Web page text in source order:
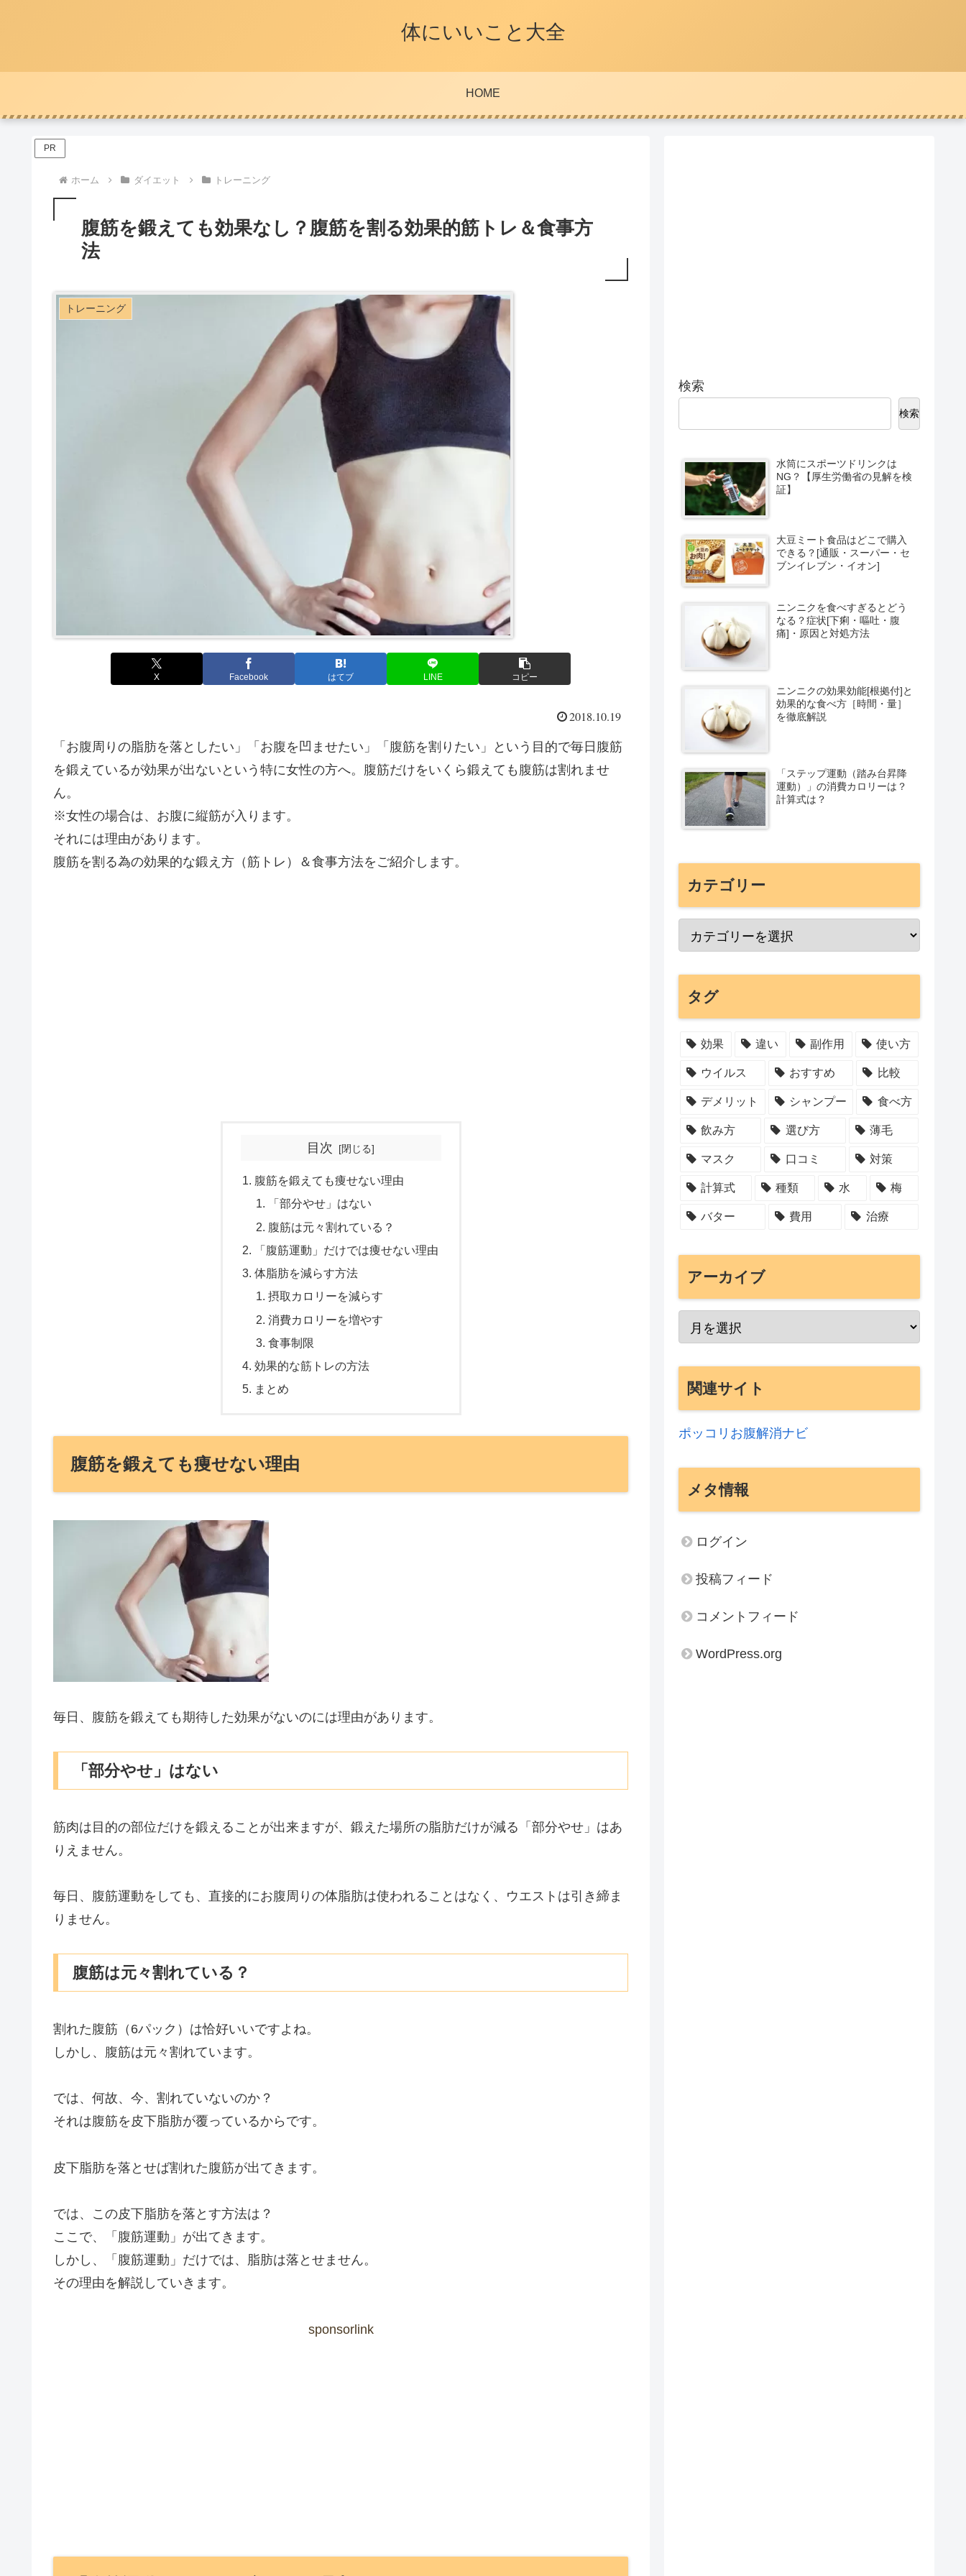
体にいいこと大全
HOME
PR
ホーム ダイエット トレーニング
腹筋を鍛えても効果なし？腹筋を割る効果的筋トレ＆食事方
法
トレーニング
X Facebook はてブ LINE コピー
2018.10.19
「お腹周りの脂肪を落としたい」「お腹を凹ませたい」「腹筋を割りたい」という目的で毎日腹筋
を鍛えているが効果が出ないという特に女性の方へ。腹筋だけをいくら鍛えても腹筋は割れませ
ん。
※女性の場合は、お腹に縦筋が入ります。
それには理由があります。
腹筋を割る為の効果的な鍛え方（筋トレ）＆食事方法をご紹介します。
目次
腹筋を鍛えても痩せない理由
「部分やせ」はない
腹筋は元々割れている？
「腹筋運動」だけでは痩せない理由
体脂肪を減らす方法
摂取カロリーを減らす
消費カロリーを増やす
食事制限
効果的な筋トレの方法
まとめ
腹筋を鍛えても痩せない理由
毎日、腹筋を鍛えても期待した効果がないのには理由があります。
「部分やせ」はない
筋肉は目的の部位だけを鍛えることが出来ますが、鍛えた場所の脂肪だけが減る「部分やせ」はあ
りえません。
毎日、腹筋運動をしても、直接的にお腹周りの体脂肪は使われることはなく、ウエストは引き締ま
りません。
腹筋は元々割れている？
割れた腹筋（6パック）は恰好いいですよね。
しかし、腹筋は元々割れています。
では、何故、今、割れていないのか？
それは腹筋を皮下脂肪が覆っているからです。
皮下脂肪を落とせば割れた腹筋が出てきます。
では、この皮下脂肪を落とす方法は？
ここで、「腹筋運動」が出てきます。
しかし、「腹筋運動」だけでは、脂肪は落とせません。
その理由を解説していきます。
sponsorlink
検索
検索
水筒にスポーツドリンクは
NG？【厚生労働省の見解を検
証】
大豆ミート食品はどこで購入
できる？[通販・スーパー・セ
ブンイレブン・イオン]
ニンニクを食べすぎるとどう
なる？症状[下痢・嘔吐・腹
痛]・原因と対処方法
ニンニクの効果効能[根拠付]と
効果的な食べ方［時間・量］
を徹底解説
「ステップ運動（踏み台昇降
運動）」の消費カロリーは？
計算式は？
カテゴリー
タグ
効果 違い 副作用 使い方
ウイルス おすすめ 比較
デメリット シャンプー 食べ方
飲み方 選び方 薄毛
マスク 口コミ 対策
計算式 種類 水 梅
バター 費用 治療
アーカイブ
関連サイト
ポッコリお腹解消ナビ
メタ情報
ログイン
投稿フィード
コメントフィード
WordPress.org